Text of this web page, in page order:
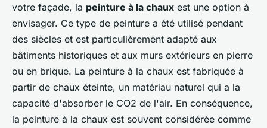
votre façade, la peinture à la chaux est une option à
envisager. Ce type de peinture a été utilisé pendant
des siècles et est particulièrement adapté aux
bâtiments historiques et aux murs extérieurs en pierre
ou en brique. La peinture à la chaux est fabriquée à
partir de chaux éteinte, un matériau naturel qui a la
capacité d'absorber le CO2 de l'air. En conséquence,
la peinture à la chaux est souvent considérée comme